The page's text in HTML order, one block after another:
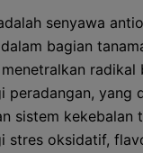
senyawa
bagian
radikal
peradangan, yang
sistem kekebalan
stres oksidatif,